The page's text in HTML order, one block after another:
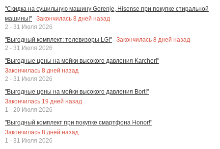
"Скидка на сушильную машину Gorenje, Hisense при покупке стиральной
машины!"
Закончилась 8 дней назад
2 - 31 Июля 2026
"Выгодный комплект: телевизоры LG!"
Закончилась 8 дней назад
2 - 31 Июля 2026
"Выгодные цены на мойки высокого давления Karcher!"
Закончилась 8 дней назад
2 - 31 Июля 2026
"Выгодные цены на мойки высокого давления Bort!"
Закончилась 19 дней назад
1 - 20 Июля 2026
"Выгодный комплект при покупке смартфона Honor!"
Закончилась 8 дней назад
1 - 31 Июля 2026